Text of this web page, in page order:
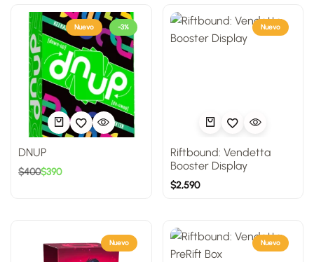
Nuevo -3%
DNUP
$400$390
Nuevo
Riftbound: Vendetta
Booster Display
$2,590
Nuevo Nuevo